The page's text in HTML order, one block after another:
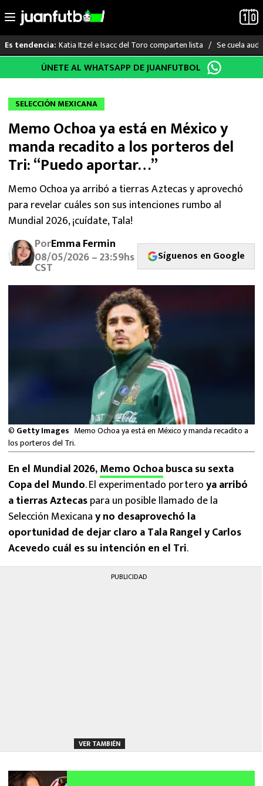
al
Es tendencia: Katia Itzel e Isacc del Toro comparten lista Se cuela
LO ÚLTIMO
LIGA MX
RAYADOS
PUMAS
ATLANTE
SELECCIÓN MEXICANA
FUTBOL INTERNACIONAL
MEXICANOS EN EL EXTRANJERO
NFL
ÚNETE AL WHATSAPP DE JUANFUTBOL
SELECCIÓN MEXICANA
Memo Ochoa ya está en México y
manda recadito a los porteros del
Tri: “Puedo aportar…”
Memo Ochoa ya arribó a tierras Aztecas y aprovechó
para revelar cuáles son sus intenciones rumbo al
Mundial 2026, ¡cuídate, Tala!
PorEmma Fermin
08/05/2026 – 23:59hs
CST
Síguenos en Google
© Getty Images Memo Ochoa ya está en México y manda recadito a
los porteros del Tri.
En el Mundial 2026,Memo Ochoabusca su sexta
Copa del Mundo. El experimentado porteroya arribó
a tierras Aztecaspara un posible llamado de la
Selección Mexicanay no desaprovechó la
oportunidad de dejar claro a Tala Rangel y Carlos
Acevedo cuál es su intención en el Tri.
PUBLICIDAD
VER TAMBIÉN